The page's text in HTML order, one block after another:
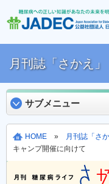
月刊誌「さかえ」
サブメニュー
HOME » 月刊誌「さか
キャンプ開催に向けて